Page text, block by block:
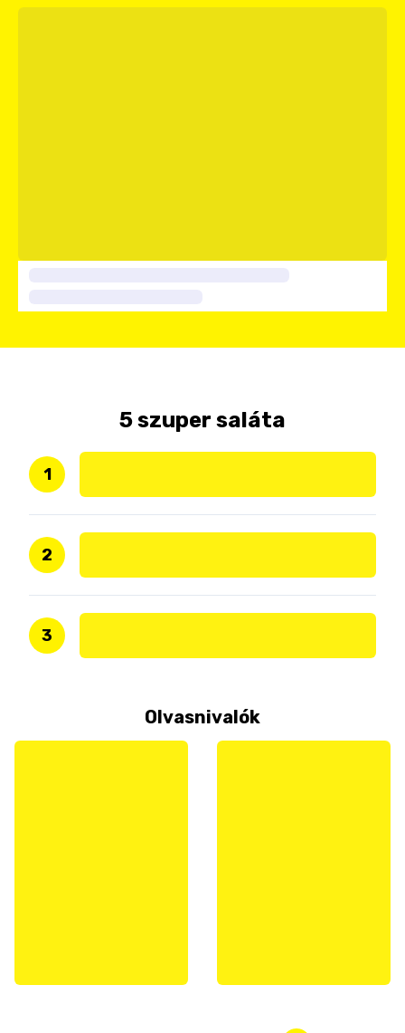
5 szuper saláta
1
2
3
Olvasnivalók